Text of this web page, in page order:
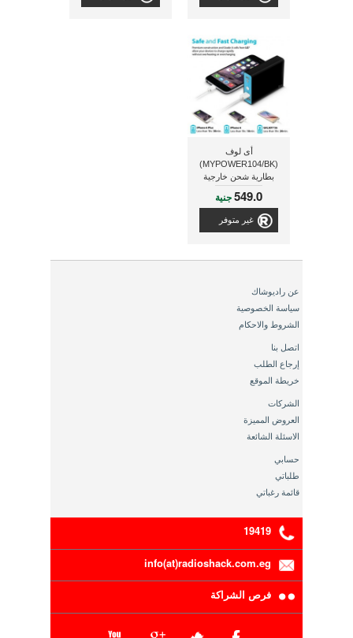
أى لوف
(MYPOWER104/BK)
بطارية شحن خارجية
منفذ يو إس بى 10400
مللى أمبير ذات لون أسود
549.0جنية
غير متوفر
عن راديوشاك
سياسة الخصوصية
الشروط والاحكام
اتصل بنا
إرجاع الطلب
خريطة الموقع
الشركات
العروض المميزة
الاسئلة الشائعة
حسابي
طلباتي
قائمة رغباتي
19419
info(at)radioshack.com.eg
فرص الشراكة